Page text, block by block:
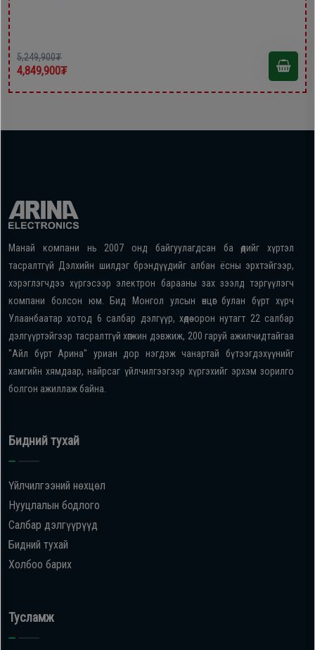
5,249,900₮
4,849,900₮
Манай компани нь 2007 онд байгуулагдсан ба өдийг хүртэл
тасралтгүй Дэлхийн шилдэг брэндүүдийг албан ёсны эрхтэйгээр,
хэрэглэгчдээ хүргэсээр электрон барааны зах зээлд тэргүүлэгч
компани болсон юм. Бид Монгол улсын өнцөг булан бүрт хүрч
Улаанбаатар хотод 6 салбар дэлгүүр, хөдөө орон нутагт 22 салбар
дэлгүүртэйгээр тасралтгүй хөгжин дэвжиж, 200 гаруй ажилчидтайгаа
"Айл бүрт Арина" уриан дор нэгдэж чанартай бүтээгдэхүүнийг
хамгийн хямдаар, найрсаг үйлчилгээгээр хүргэхийг эрхэм зорилго
болгон ажиллаж байна.
Бидний тухай
Үйлчилгээний нөхцөл
Нууцлалын бодлого
Салбар дэлгүүрүүд
Бидний тухай
Холбоо барих
Тусламж